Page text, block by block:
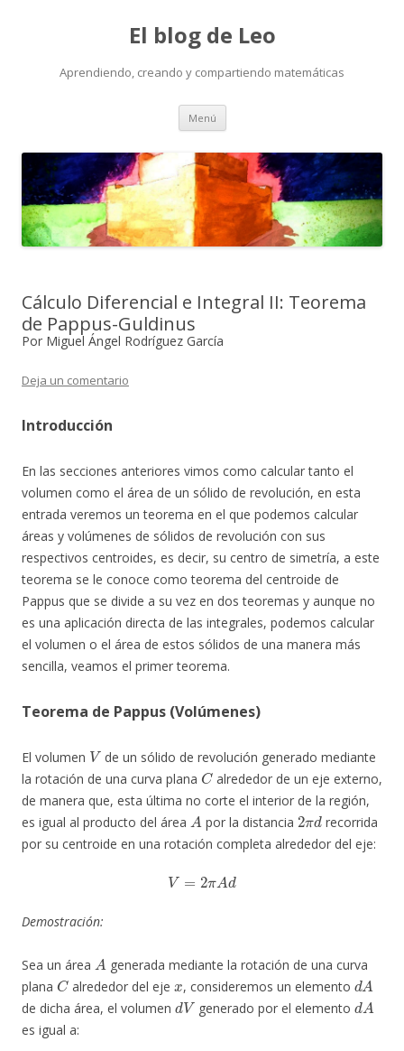
El blog de Leo
Aprendiendo, creando y compartiendo matemáticas
Menú Saltar
contenido
Cálculo Diferencial e Integral II: Teorema
de Pappus-Guldinus
Por Miguel Ángel Rodríguez García
Deja un comentario
Introducción
En las secciones anteriores vimos como calcular tanto el
volumen como el área de un sólido de revolución, en esta
entrada veremos un teorema en el que podemos calcular
áreas y volúmenes de sólidos de revolución con sus
respectivos centroides, es decir, su centro de simetría, a este
teorema se le conoce como teorema del centroide de
Pappus que se divide a su vez en dos teoremas y aunque no
es una aplicación directa de las integrales, podemos calcular
el volumen o el área de estos sólidos de una manera más
sencilla, veamos el primer teorema.
Teorema de Pappus (Volúmenes)
El volumen
V
de un sólido de revolución generado mediante
la rotación de una curva plana
C
alrededor de un eje externo,
de manera que, esta última no corte el interior de la región,
es igual al producto del área
A
por la distancia
2πd
recorrida
por su centroide en una rotación completa alrededor del eje:
V =2 πA d
Demostración:
Sea un área
A
generada mediante la rotación de una curva
plana
C
alrededor del eje
x
, consideremos un elemento
dA
de dicha área, el volumen
dV
generado por el elemento
dA
es igual a: